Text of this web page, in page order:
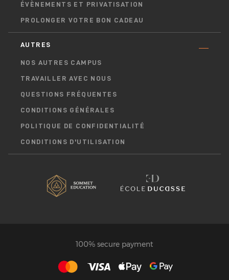
ÉVÈNEMENTS ET PRIVATISATION
PROLONGER VOTRE BON CADEAU
AUTRES
NOS AUTRES CAMPUS
TRAVAILLER AVEC NOUS
QUESTIONS FRÉQUENTES
CONDITIONS GÉNÉRALES
POLITIQUE DE CONFIDENTIALITÉ
CONDITIONS D'UTILISATION
100% secure payment